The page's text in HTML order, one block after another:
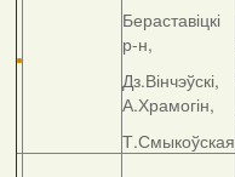
Бераставіцкі
р-н,
Дз.Вінчэўскі,
А.Храмогін,
Т.Смыкоўская